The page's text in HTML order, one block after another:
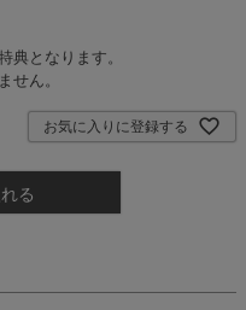
典となります。
せん。
お気に入りに登録する
る